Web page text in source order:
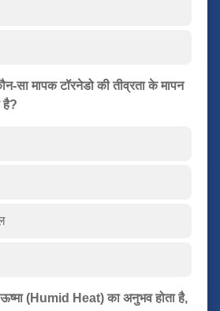
सा मापक टॉरनेडो की तीव्रता के मापन
है?
ऊष्मा (Humid Heat) का अनुभव होता है,